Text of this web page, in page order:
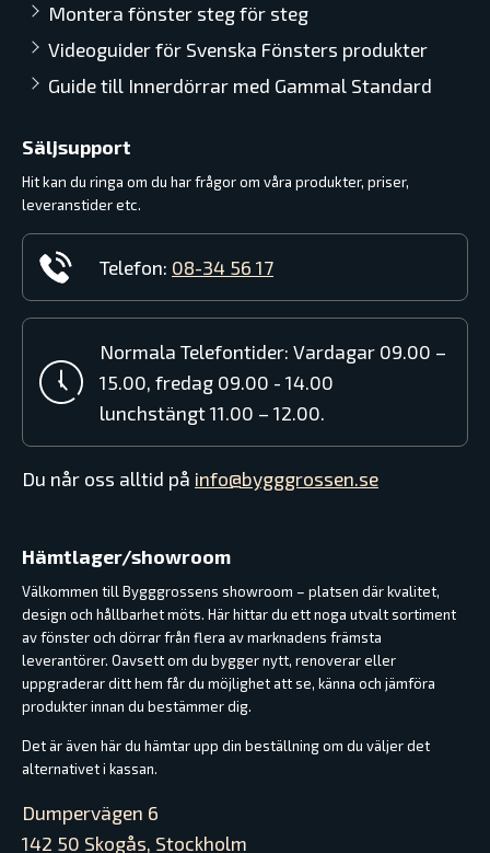
Montera fönster steg för steg
Videoguider för Svenska Fönsters produkter
Guide till Innerdörrar med Gammal Standard
Säljsupport
Hit kan du ringa om du har frågor om våra produkter, priser,
leveranstider etc.
Telefon: 08-34 56 17
Normala Telefontider: Vardagar 09.00 –
15.00, fredag 09.00 - 14.00
lunchstängt 11.00 – 12.00.
Du når oss alltid på info@bygggrossen.se
Hämtlager/showroom
Välkommen till Bygggrossens showroom – platsen där kvalitet,
design och hållbarhet möts. Här hittar du ett noga utvalt sortiment
av fönster och dörrar från flera av marknadens främsta
leverantörer. Oavsett om du bygger nytt, renoverar eller
uppgraderar ditt hem får du möjlighet att se, känna och jämföra
produkter innan du bestämmer dig.
Det är även här du hämtar upp din beställning om du väljer det
alternativet i kassan.
Dumpervägen 6
142 50 Skogås, Stockholm